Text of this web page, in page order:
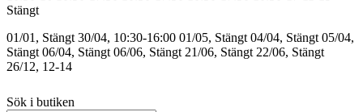
Stängt
01/01, Stängt 30/04, 10:30-16:00 01/05, Stängt 04/04, Stängt 05/04,
Stängt 06/04, Stängt 06/06, Stängt 21/06, Stängt 22/06, Stängt
26/12, 12-14
Sök i butiken